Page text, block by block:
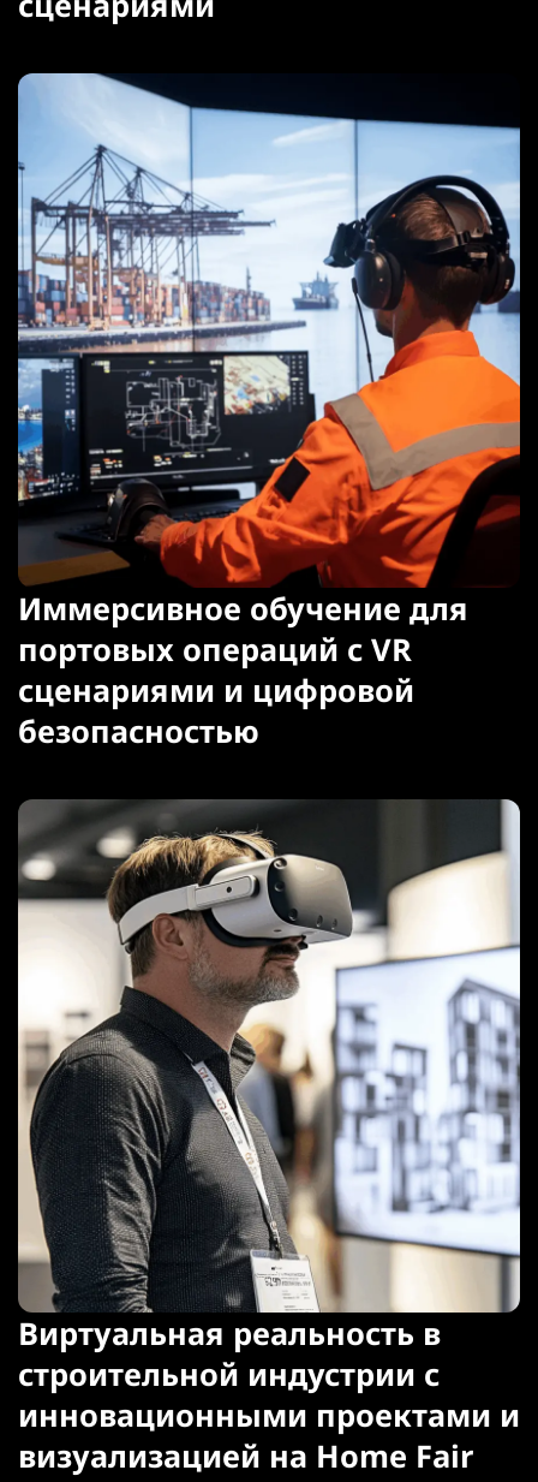
Иммерсивное обучение для
портовых операций с VR
сценариями и цифровой
безопасностью
Виртуальная реальность в
строительной индустрии с
инновационными проектами и
визуализацией на Home Fair